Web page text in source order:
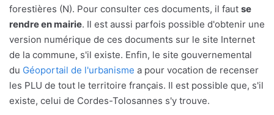
forestières (N). Pour consulter ces documents, il faut se
rendre en mairie. Il est aussi parfois possible d'obtenir une
version numérique de ces documents sur le site Internet
de la commune, s'il existe. Enfin, le site gouvernemental
du Géoportail de l'urbanisme a pour vocation de recenser
les PLU de tout le territoire français. Il est possible que, s'il
existe, celui de Cordes-Tolosannes s'y trouve.